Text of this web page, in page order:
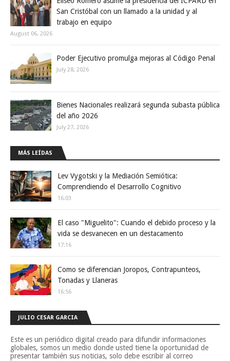
San Cristóbal con un llamado a la unidad y al
trabajo en equipo
August 06, 2026
Poder Ejecutivo promulga mejoras al Código Penal
July 28, 2026
Bienes Nacionales realizará segunda subasta pública
del año 2026
July 27, 2026
MÁS LEÍDAS
Lev Vygotski y la Mediación Semiótica:
Comprendiendo el Desarrollo Cognitivo
16:03
El caso "Miguelito": Cuando el debido proceso y la
vida se desvanecen en un destacamento
17:16
Como se diferencian Joropos, Contrapunteos,
Tonadas y Llaneras
16:56
JULIO CESAR GARCIA
Este es un periódico digital creado para difundir informaciones
globales, somos un medio donde usted tiene la oportunidad de
presentar también sus noticias, solo debe escribir al correo